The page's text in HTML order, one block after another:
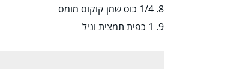
8. 1/4 כוס שמן קוקוס מומס
9. 1 כפית תמצית וניל